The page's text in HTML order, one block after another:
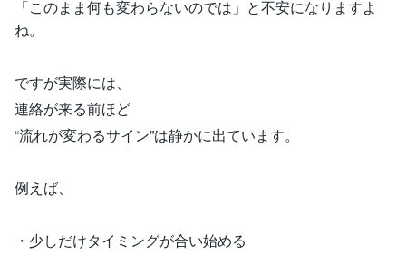
「このまま何も変わらないのでは」と不安になりますよ
ね。
ですが実際には、
連絡が来る前ほど
“流れが変わるサイン”は静かに出ています。
例えば、
・少しだけタイミングが合い始める